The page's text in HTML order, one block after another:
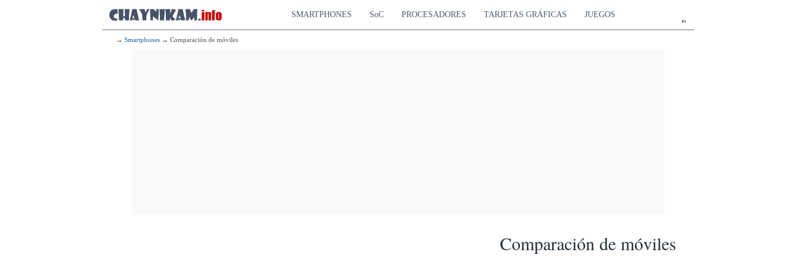
es
SMARTPHONES SoC PROCESADORES TARJETAS GRÁFICAS JUEGOS
→ Smartphones → Comparación de móviles
Comparación de móviles